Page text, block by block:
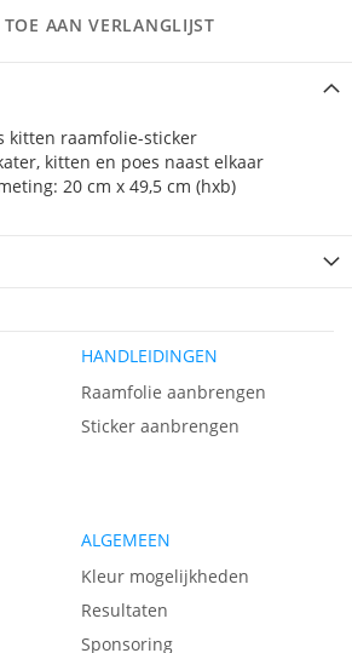
AAN VERLANGLIJST
kitten raamfolie-sticker
kitten en poes naast elkaar
20 cm x 49,5 cm (hxb)
HANDLEIDINGEN
Raamfolie aanbrengen
Sticker aanbrengen
ALGEMEEN
Kleur mogelijkheden
Resultaten
Sponsoring